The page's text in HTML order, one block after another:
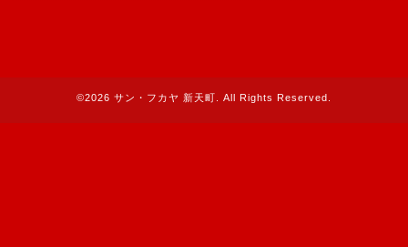
©2026 サン・フカヤ 新天町 . All Rights Reserved.